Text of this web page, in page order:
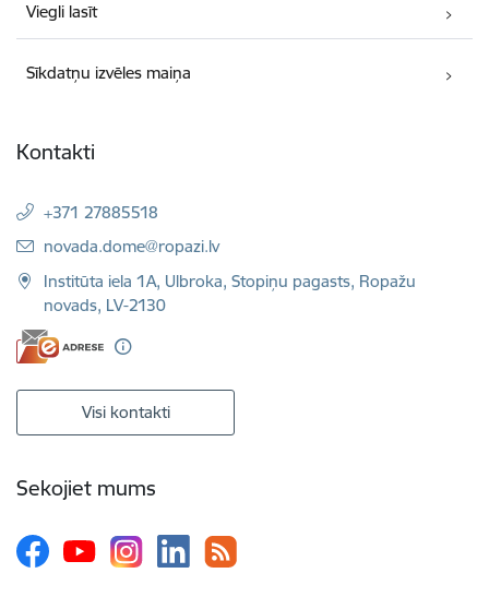
Viegli lasīt
Sīkdatņu izvēles maiņa
Kontakti
+371 27885518
E-pasts:
novada.dome@ropazi.lv
Institūta iela 1A, Ulbroka, Stopiņu pagasts, Ropažu
novads, LV-2130
Visi kontakti
Sekojiet mums